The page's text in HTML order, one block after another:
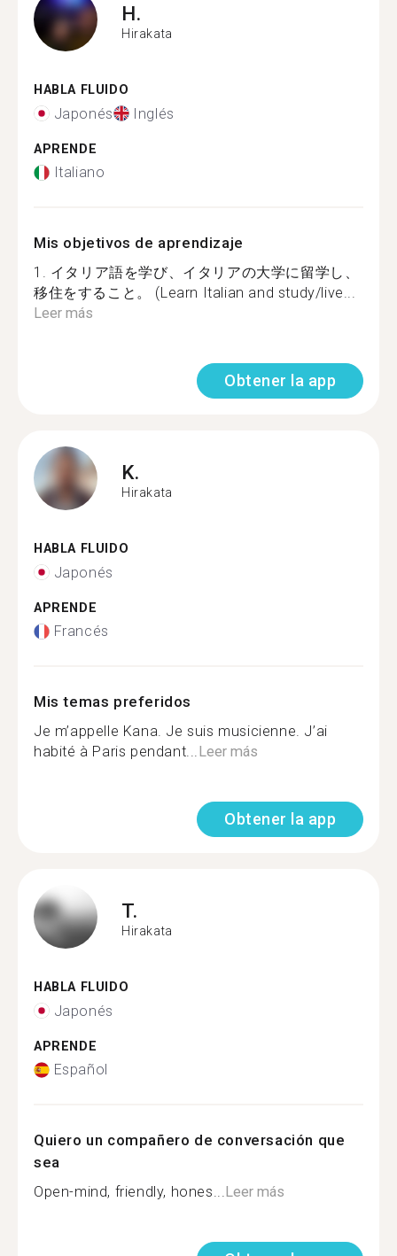
H.
Hirakata
HABLA FLUIDO
Japonés Inglés
APRENDE
Italiano
Mis objetivos de aprendizaje
1. イタリア語を学び、イタリアの大学に留学し、
移住をすること。 (Learn Italian and study/live...
Leer más
Obtener la app
K.
Hirakata
HABLA FLUIDO
Japonés
APRENDE
Francés
Mis temas preferidos
Je m’appelle Kana. Je suis musicienne. J’ai
habité à Paris pendant...Leer más
Obtener la app
T.
Hirakata
HABLA FLUIDO
Japonés
APRENDE
Español
Quiero un compañero de conversación que
sea
Open-mind, friendly, hones...Leer más